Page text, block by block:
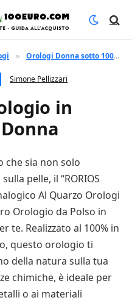
» Orologi Donna sotto 100 euro
Simone Pellizzari
in
che sia non solo
pelle, il “RORIOS
Al Quarzo Orologi
Orologio da Polso in
te. Realizzato al 100% in
questo orologio ti
della natura sulla tua
chimiche, è ideale per
o ai materiali